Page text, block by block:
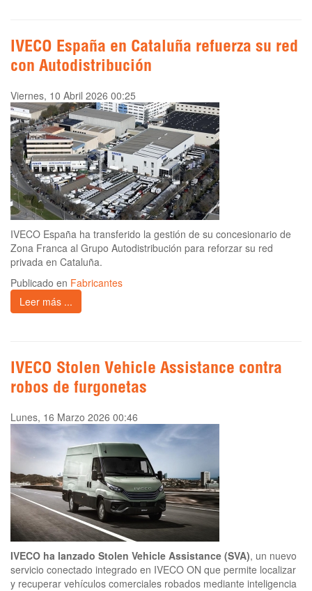
IVECO España en Cataluña refuerza su red
con Autodistribución
Viernes, 10 Abril 2026 00:25
IVECO España ha transferido la gestión de su concesionario de
Zona Franca al Grupo Autodistribución para reforzar su red
privada en Cataluña.
Publicado en Fabricantes
Leer más ...
IVECO Stolen Vehicle Assistance contra
robos de furgonetas
Lunes, 16 Marzo 2026 00:46
IVECO ha lanzado Stolen Vehicle Assistance (SVA), un nuevo
servicio conectado integrado en IVECO ON que permite localizar
y recuperar vehículos comerciales robados mediante inteligencia